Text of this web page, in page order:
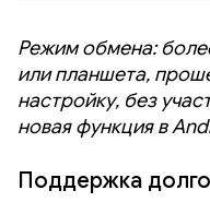
Режим обмена:
или планшета,
настройку, без
новая функция в
Поддержка